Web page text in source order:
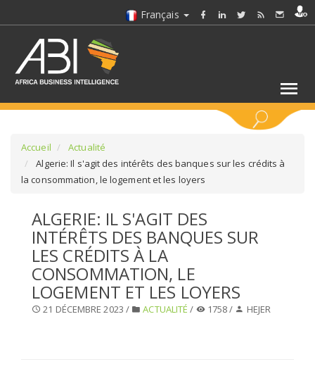
Français
SÉLECTIONNEZ UN DOSSIER
SELECTIONNEZ UNE SECTION
SÉLECTIONNEZ UNE CATÉGORIE
Accueil
Actualité
Algerie: Il s'agit des intérêts des banques sur les crédits à
la consommation, le logement et les loyers
ALGERIE: IL S'AGIT DES
INTÉRÊTS DES BANQUES SUR
LES CRÉDITS À LA
CONSOMMATION, LE
LOGEMENT ET LES LOYERS
21 DÉCEMBRE 2023 / ACTUALITÉ / 1758 / HEJER